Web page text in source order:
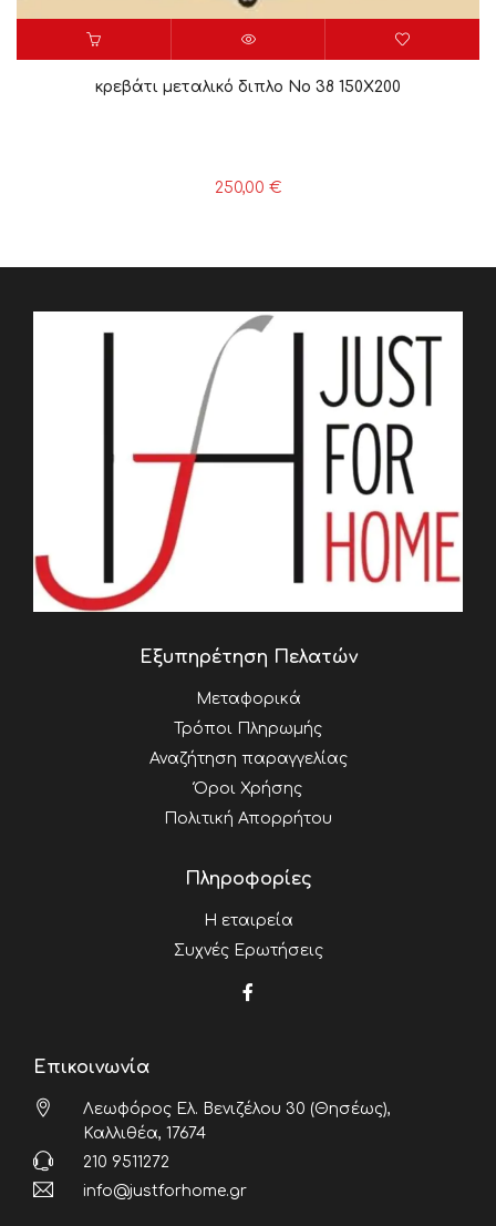
κρεβάτι μεταλικό διπλο Νο 38 150X200
250,00 €
Εξυπηρέτηση Πελατών
Μεταφορικά
Τρόποι Πληρωμής
Αναζήτηση παραγγελίας
Όροι Χρήσης
Πολιτική Απορρήτου
Πληροφορίες
Η εταιρεία
Συχνές Ερωτήσεις
Επικοινωνία
Λεωφόρος Ελ. Βενιζέλου 30 (Θησέως),
Καλλιθέα, 17674
210 9511272
info@justforhome.gr